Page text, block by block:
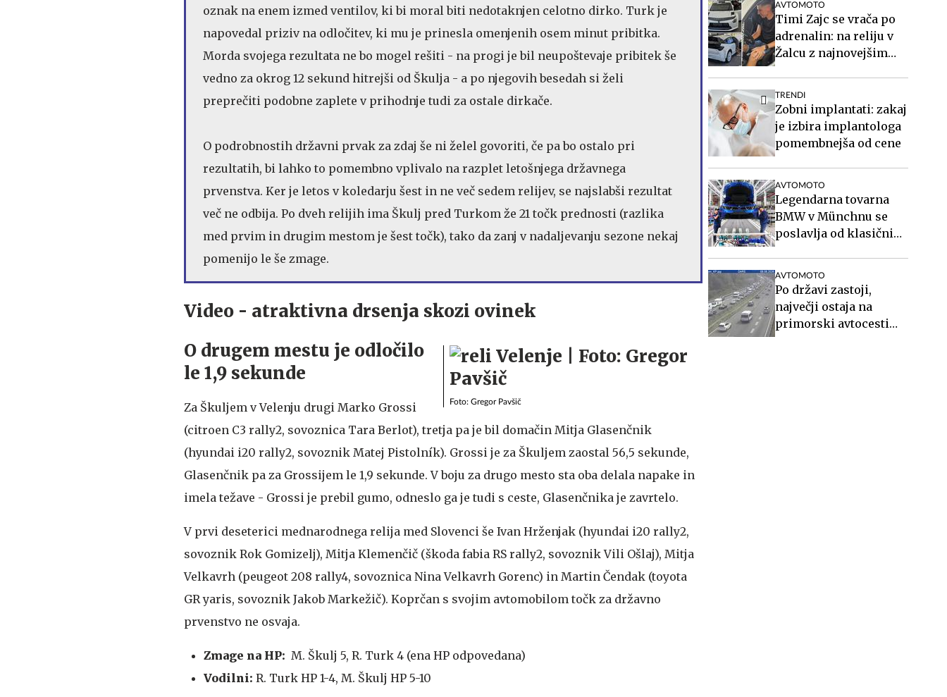
oznak na enem izmed ventilov, ki bi moral biti nedotaknjen celotno dirko. Turk je
napovedal priziv na odločitev, ki mu je prinesla omenjenih osem minut pribitka.
Morda svojega rezultata ne bo mogel rešiti - na progi je bil neupoštevaje pribitek še
vedno za okrog 12 sekund hitrejši od Škulja - a po njegovih besedah si želi
preprečiti podobne zaplete v prihodnje tudi za ostale dirkače.
O podrobnostih državni prvak za zdaj še ni želel govoriti, če pa bo ostalo pri
rezultatih, bi lahko to pomembno vplivalo na razplet letošnjega državnega
prvenstva. Ker je letos v koledarju šest in ne več sedem relijev, se najslabši rezultat
več ne odbija. Po dveh relijih ima Škulj pred Turkom že 21 točk prednosti (razlika
med prvim in drugim mestom je šest točk), tako da zanj v nadaljevanju sezone nekaj
pomenijo le še zmage.
Video - atraktivna drsenja skozi ovinek
Foto: Gregor Pavšič
O drugem mestu je odločilo
le 1,9 sekunde
Za Škuljem v Velenju drugi Marko Grossi
(citroen C3 rally2, sovoznica Tara Berlot), tretja pa je bil domačin Mitja Glasenčnik
(hyundai i20 rally2, sovoznik Matej Pistolník). Grossi je za Škuljem zaostal 56,5 sekunde,
Glasenčnik pa za Grossijem le 1,9 sekunde. V boju za drugo mesto sta oba delala napake in
imela težave - Grossi je prebil gumo, odneslo ga je tudi s ceste, Glasenčnika je zavrtelo.
V prvi deseterici mednarodnega relija med Slovenci še Ivan Hrženjak (hyundai i20 rally2,
sovoznik Rok Gomizelj), Mitja Klemenčič (škoda fabia RS rally2, sovoznik Vili Ošlaj), Mitja
Velkavrh (peugeot 208 rally4, sovoznica Nina Velkavrh Gorenc) in Martin Čendak (toyota
GR yaris, sovoznik Jakob Markežič). Koprčan s svojim avtomobilom točk za državno
prvenstvo ne osvaja.
Zmage na HP: M. Škulj 5, R. Turk 4 (ena HP odpovedana)
Vodilni: R. Turk HP 1-4, M. Škulj HP 5-10
AVTOMOTO
Timi Zajc se vrača po
adrenalin: na reliju v
Žalcu z najnovejšim
TRENDI
Zobni implantati: zakaj
je izbira implantologa
pomembnejša od cene
AVTOMOTO
Legendarna tovarna
BMW v Münchnu se
poslavlja od klasičnih
AVTOMOTO
Po državi zastoji,
največji ostaja na
primorski avtocesti